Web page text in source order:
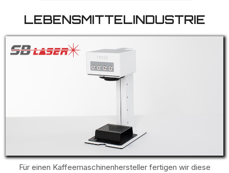
LEBENSMITTELINDUSTRIE
Für einen Kaffeemaschinenhersteller fertigen wir diese